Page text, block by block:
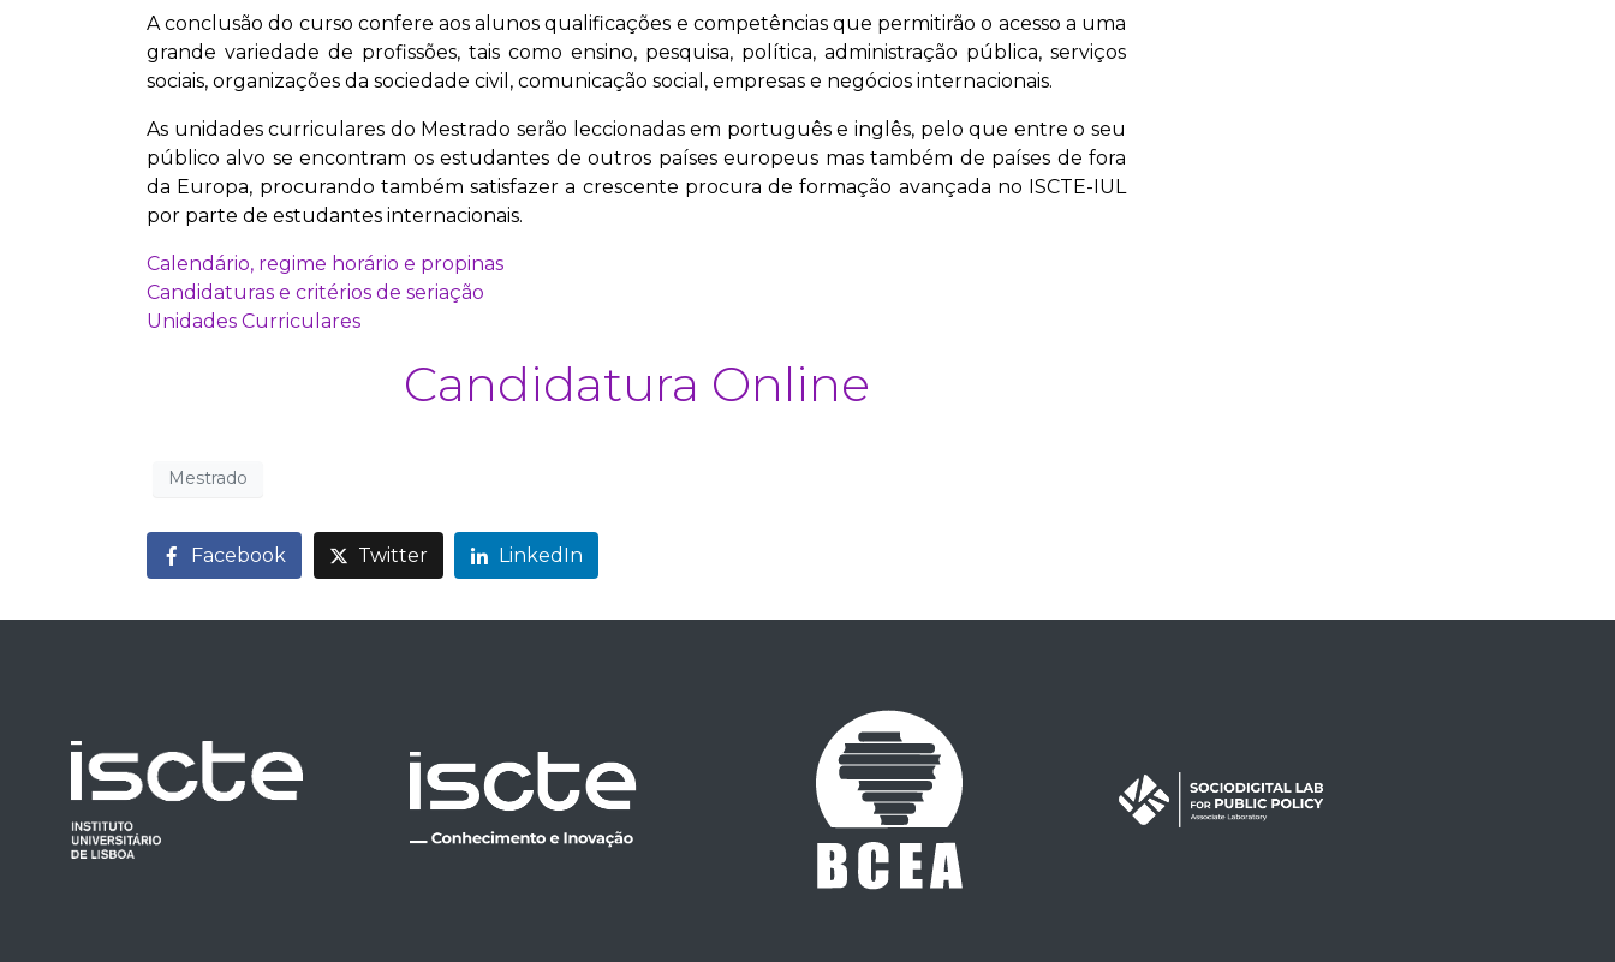
A conclusão do curso confere aos alunos qualificações e competências que permitirão o acesso a uma
grande variedade de profissões, tais como ensino, pesquisa, política, administração pública, serviços
sociais, organizações da sociedade civil, comunicação social, empresas e negócios internacionais.
As unidades curriculares do Mestrado serão leccionadas em português e inglês, pelo que entre o seu
público alvo se encontram os estudantes de outros países europeus mas também de países de fora
da Europa, procurando também satisfazer a crescente procura de formação avançada no ISCTE-IUL
por parte de estudantes internacionais.
Calendário, regime horário e propinas
Candidaturas e critérios de seriação
Unidades Curriculares
Candidatura Online
Mestrado
Facebook Twitter LinkedIn